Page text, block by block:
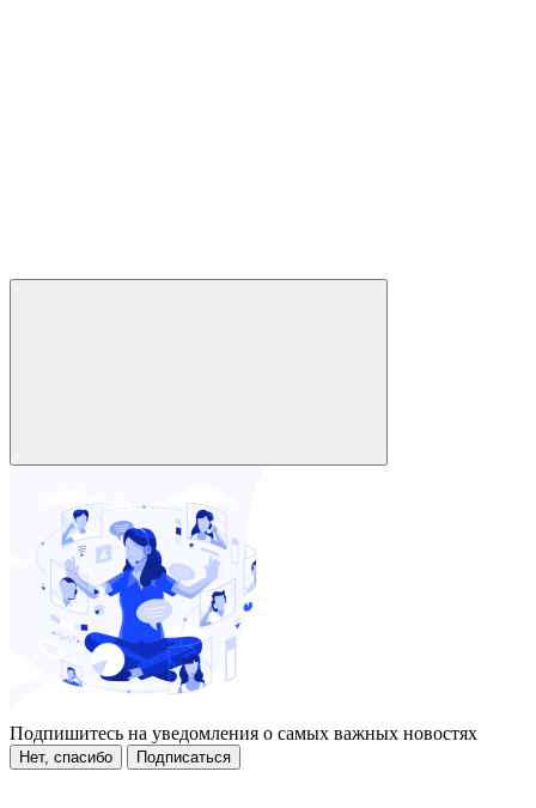
Подпишитесь на уведомления о самых важных новостях
Нет, спасибо Подписаться